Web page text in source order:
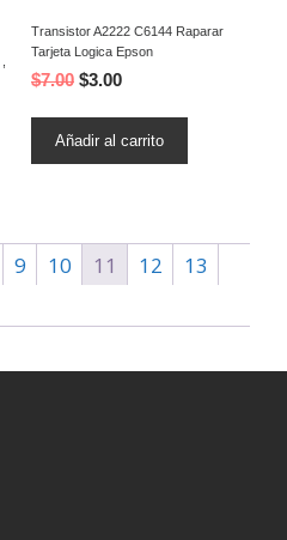
Transistor A2222 C6144 Raparar
Tarjeta Logica Epson
$7.00 $3.00
Añadir al carrito
9 10 11 12
13